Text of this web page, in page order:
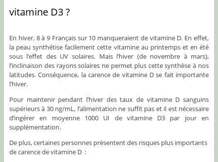
vitamine D3 ?
En hiver, 8 à 9 Français sur 10 manqueraient de vitamine D. En effet,
la peau synthétise facilement cette vitamine au printemps et en été
sous l’effet des UV solaires. Mais l’hiver (de novembre à mars),
l’inclinaison des rayons solaires ne permet plus cette synthèse à nos
latitudes. Conséquence, la carence de vitamine D se fait importante
l’hiver.
Pour maintenir pendant l’hiver des taux de vitamine D sanguins
supérieurs à 30 ng/mL, l’alimentation ne suffit pas et il est nécessaire
d’ingérer en moyenne 1000 UI de vitamine D3 par jour en
supplémentation.
De plus, certaines personnes présentent des risques plus importants
de carence de vitamine D :